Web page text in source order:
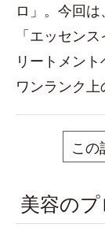
ロ」。今回
「エッセン
リートメン
ワンランク上
この
美容のプ